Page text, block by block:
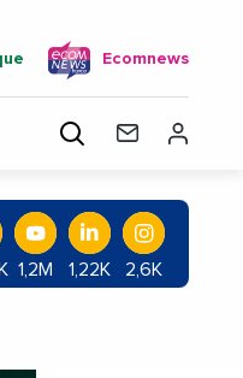
Ecomnews
1,2M 1,22K 2,6K